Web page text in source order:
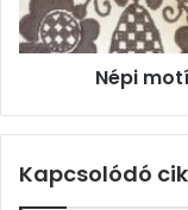
Népi
Kapcsolódó